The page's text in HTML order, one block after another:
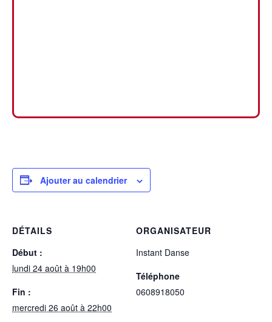
Ajouter au calendrier
DÉTAILS
Début :
lundi 24 août à 19h00
Fin :
mercredi 26 août à 22h00
ORGANISATEUR
Instant Danse
Téléphone
0608918050